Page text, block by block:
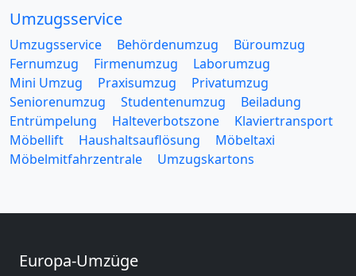
Umzugsservice
Umzugsservice Behördenumzug
Büroumzug
Fernumzug
Firmenumzug
Laborumzug
Mini Umzug
Praxisumzug
Privatumzug
Seniorenumzug
Studentenumzug
Beiladung
Entrümpelung
Halteverbotszone
Klaviertransport
Möbellift
Haushaltsauflösung
Möbeltaxi
Möbelmitfahrzentrale
Umzugskartons
Europa-Umzüge